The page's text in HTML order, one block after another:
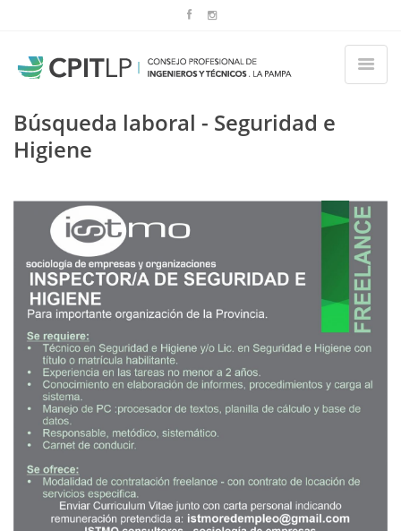
Búsqueda laboral - Seguridad e
Higiene